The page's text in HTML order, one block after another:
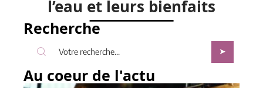
l’eau et leurs bienfaits
Recherche
Au coeur de l'actu